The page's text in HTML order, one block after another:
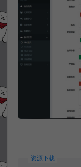
资源下载